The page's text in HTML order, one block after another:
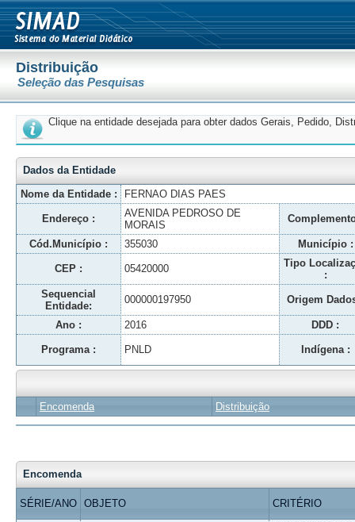
Distribuição
Seleção das Pesquisas
Clique na entidade desejada para obter dados Gerais, Pedido,
Dados da Entidade
Nome da Entidade :
FERNAO DIAS PAES
Endereço :
AVENIDA PEDROSO DE
MORAIS
Cód.Município : 355030 Município :
CEP : 05420000
Tipo
:
Sequencial
Entidade:
000000197950 Origem
Ano : 2016 DDD :
Programa : PNLD Indígena :
Encomenda Distribuição
Encomenda
SÉRIE/ANO OBJETO CRITÉRIO